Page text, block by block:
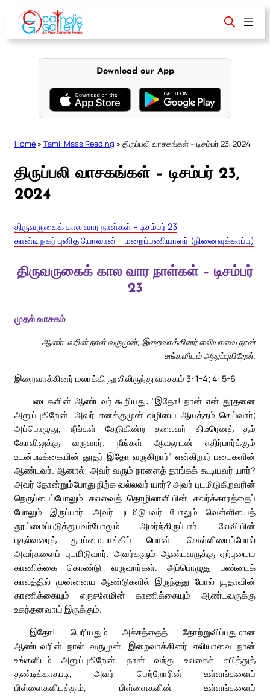
content
Download our App
Home » Tamil Mass Reading » திருப்பலி வாசகங்கள் – டிசம்பர் 23, 2024
திருப்பலி வாசகங்கள் – டிசம்பர் 23,
2024
திருவருகைக் கால வார நாள்கள் – டிசம்பர் 23
கான்டி நகர் புனித யோவான் – மறைப்பணியாளர் (நினைவுக்காப்பு)
திருவருகைக் கால வார நாள்கள் – டிசம்பர்
23
முதல் வாசகம்
ஆண்டவரின் நாள் வருமுன், இறைவாக்கினர் எலியாவை நான்
உங்களிடம் அனுப்புகிறேன்.
இறைவாக்கினர் மலாக்கி நூலிலிருந்து வாசகம் 3: 1-4; 4: 5-6
படைகளின் ஆண்டவர் கூறியது: “இதோ! நான் என் தூதனை
அனுப்புகிறேன். அவர் எனக்குமுன் வழியை ஆயத்தம் செய்வார்;
அப்பொழுது, நீங்கள் தேடுகின்ற தலைவர் திடீரெனத் தம்
கோவிலுக்கு வருவார். நீங்கள் ஆவலுடன் எதிர்பார்க்கும்
உடன்படிக்கையின் தூதர் இதோ வருகிறார்” என்கிறார் படைகளின்
ஆண்டவர். ஆனால், அவர் வரும் நாளைத் தாங்கக் கூடியவர் யார்?
அவர் தோன்றும்போது நிற்க வல்லவர் யார்? அவர் புடமிடுகிறவரின்
நெருப்பைப்போலும் சலவைத் தொழிலாளியின் சவர்க்காரத்தைப்
போலும் இருப்பார். அவர் புடமிடுபவர் போலும் வெள்ளியைத்
தூய்மைப்படுத்துபவர்போலும் அமர்ந்திருப்பார். லேவியின்
புதல்வரைத் தூய்மையாக்கிப் பொன், வெள்ளியைப்போல்
அவர்களைப் புடமிடுவார். அவர்களும் ஆண்டவருக்கு ஏற்புடைய
காணிக்கை கொண்டு வருவார்கள். அப்பொழுது பண்டைக்
காலத்தில் முன்னைய ஆண்டுகளில் இருந்தது போல் யூதாவின்
காணிக்கையும் எருசலேமின் காணிக்கையும் ஆண்டவருக்கு
உகந்தனவாய் இருக்கும்.
இதோ! பெரியதும் அச்சத்தைத் தோற்றுவிப்பதுமான
ஆண்டவரின் நாள் வருமுன், இறைவாக்கினர் எலியாவை நான்
உங்களிடம் அனுப்புகிறேன். நான் வந்து உலகைச் சபித்துத்
தண்டிக்காதபடி, அவர் பெற்றோரின் உள்ளங்களைப்
பிள்ளைகளிடத்தும், பிள்ளைகளின் உள்ளங்களைப்